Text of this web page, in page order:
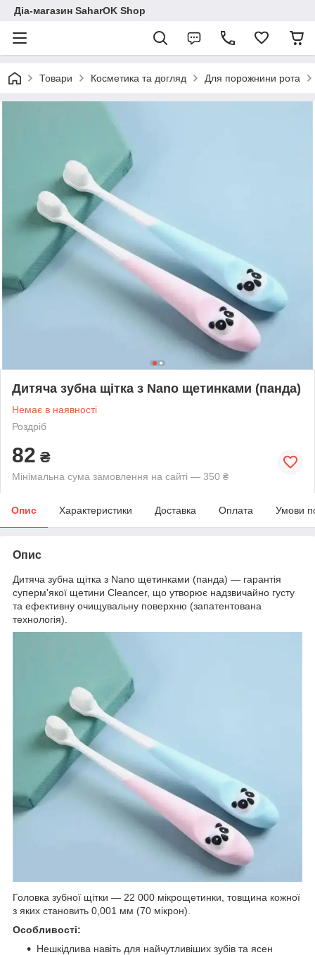
Діа-магазин SaharOK Shop
Товари Косметика та догляд Для порожнини рота
Дитяча зубна щітка з Nano щетинками (панда)
Немає в наявності
Роздріб
82 ₴
Мінімальна сума замовлення на сайті — 350 ₴
Опис Характеристики Доставка Оплата Умови
Опис
Дитяча зубна щітка з Nano щетинками (панда) — гарантія
суперм'якої щетини Cleanсer, що утворює надзвичайно густу
та ефективну очищувальну поверхню (запатентована
технологія).
Головка зубної щітки — 22 000 мікрощетинки, товщина кожної
з яких становить 0,001 мм (70 мікрон).
Особливості:
Нешкідлива навіть для найчутливіших зубів та ясен